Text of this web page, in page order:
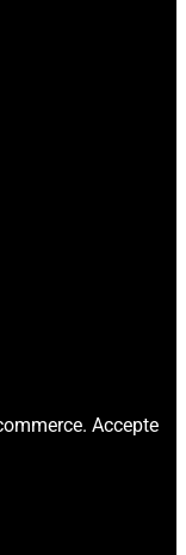
Accepte